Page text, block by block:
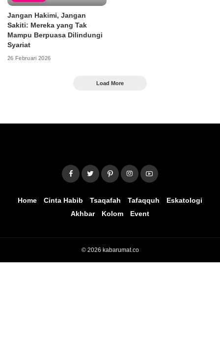
Jangan Hakimi, Jangan
Sakiti: Mereka yang Tak
Mampu Berpuasa Dilindungi
Syariat
26 Februari 2026
Load More
Home Cinta Habib Tsaqafah Tafaqquh
Eskatologi
Akhbar
Kolom Event
© 2026 kabarumat.co